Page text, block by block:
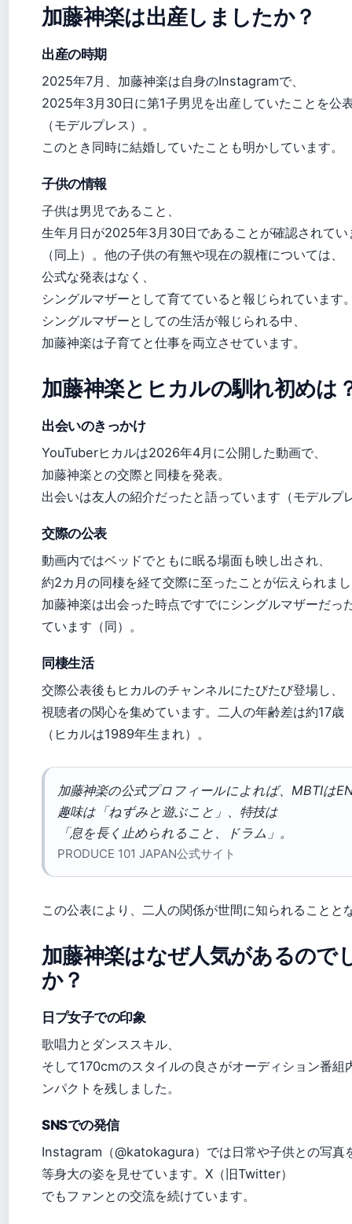
加藤神楽は出産しましたか？
出産の時期
2025年7月、加藤神楽は自身のInstagramで、
2025年3月30日に第1子男児を出産していたことを公
（モデルプレス）。
このとき同時に結婚していたことも明かしています。
子供の情報
子供は男児であること、
生年月日が2025年3月30日であることが確認されてい
（同上）。他の子供の有無や現在の親権については、
公式な発表はなく、
シングルマザーとして育てていると報じられています
シングルマザーとしての生活が報じられる中、
加藤神楽は子育てと仕事を両立させています。
加藤神楽とヒカルの馴れ初めは
出会いのきっかけ
YouTuberヒカルは2026年4月に公開した動画で、
加藤神楽との交際と同棲を発表。
出会いは友人の紹介だったと語っています（モデルプ
交際の公表
動画内ではベッドでともに眠る場面も映し出され、
約2カ月の同棲を経て交際に至ったことが伝えられま
加藤神楽は出会った時点ですでにシングルマザーだっ
ています（同）。
同棲生活
交際公表後もヒカルのチャンネルにたびたび登場し、
視聴者の関心を集めています。二人の年齢差は約17歳
（ヒカルは1989年生まれ）。
加藤神楽の公式プロフィールによれば、MBTIは
趣味は「ねずみと遊ぶこと」、特技は
「息を長く止められること、ドラム」。
PRODUCE 101 JAPAN公式サイト
この公表により、二人の関係が世間に知られることと
加藤神楽はなぜ人気があるので
か？
日プ女子での印象
歌唱力とダンススキル、
そして170cmのスタイルの良さがオーディション番組
ンパクトを残しました。
SNSでの発信
Instagram（@katokagura）では日常や子供との写真
等身大の姿を見せています。X（旧Twitter）
でもファンとの交流を続けています。